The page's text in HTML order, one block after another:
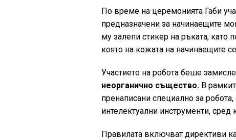
По време на церемонията Габи
предназначени за начинаещите
му залепи стикер на ръката, като
която на кожата на начинаещите
Участието на робота беше
неорганично същество. В
пренаписани специално за
интелектуални инструменти, сред
Правилата включват директиви